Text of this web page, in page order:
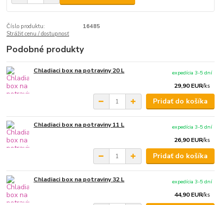
Číslo produktu:
16485
Strážiť cenu / dostupnosť
Podobné produkty
Chladiaci box na potraviny 20 L
29,90 EUR/ks
expedícia 3-5 dní
Pridať do košíka
Chladiaci box na potraviny 11 L
26,90 EUR/ks
expedícia 3-5 dní
Pridať do košíka
Chladiaci box na potraviny 32 L
44,90 EUR/ks
expedícia 3-5 dní